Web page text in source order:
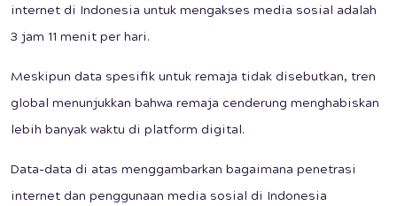
internet di Indonesia untuk mengakses media sosial adalah
3 jam 11 menit per hari.
Meskipun data spesifik untuk remaja tidak disebutkan, tren
global menunjukkan bahwa remaja cenderung menghabiskan
lebih banyak waktu di platform digital.
Data-data di atas menggambarkan bagaimana penetrasi
internet dan penggunaan media sosial di Indonesia